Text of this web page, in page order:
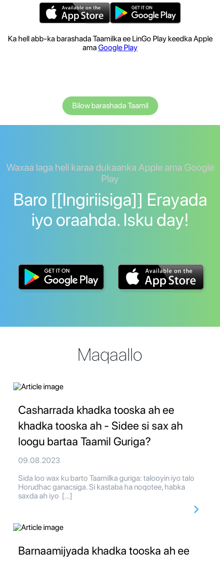
Ka hell abb-ka barashada Taamilka ee LinGo Play keedka Apple
amaGoogle Play
Bilow barashada Taamil
Waxaa laga heli karaa dukaanka Apple ama Google
Play
Baro [[Ingiriisiga]] Erayada
iyo oraahda. Isku day!
Maqaallo
Casharrada khadka tooska ah ee
khadka tooska ah - Sidee si sax ah
loogu bartaa Taamil Guriga?
09.08.2023
Sida loo wax ku barto Taamilka guriga: talooyin iyo talo
Horudhac ganacsiga. Si kastaba ha noqotee, habka
saxda ah iyo […]
Barnaamijyada khadka tooska ah ee